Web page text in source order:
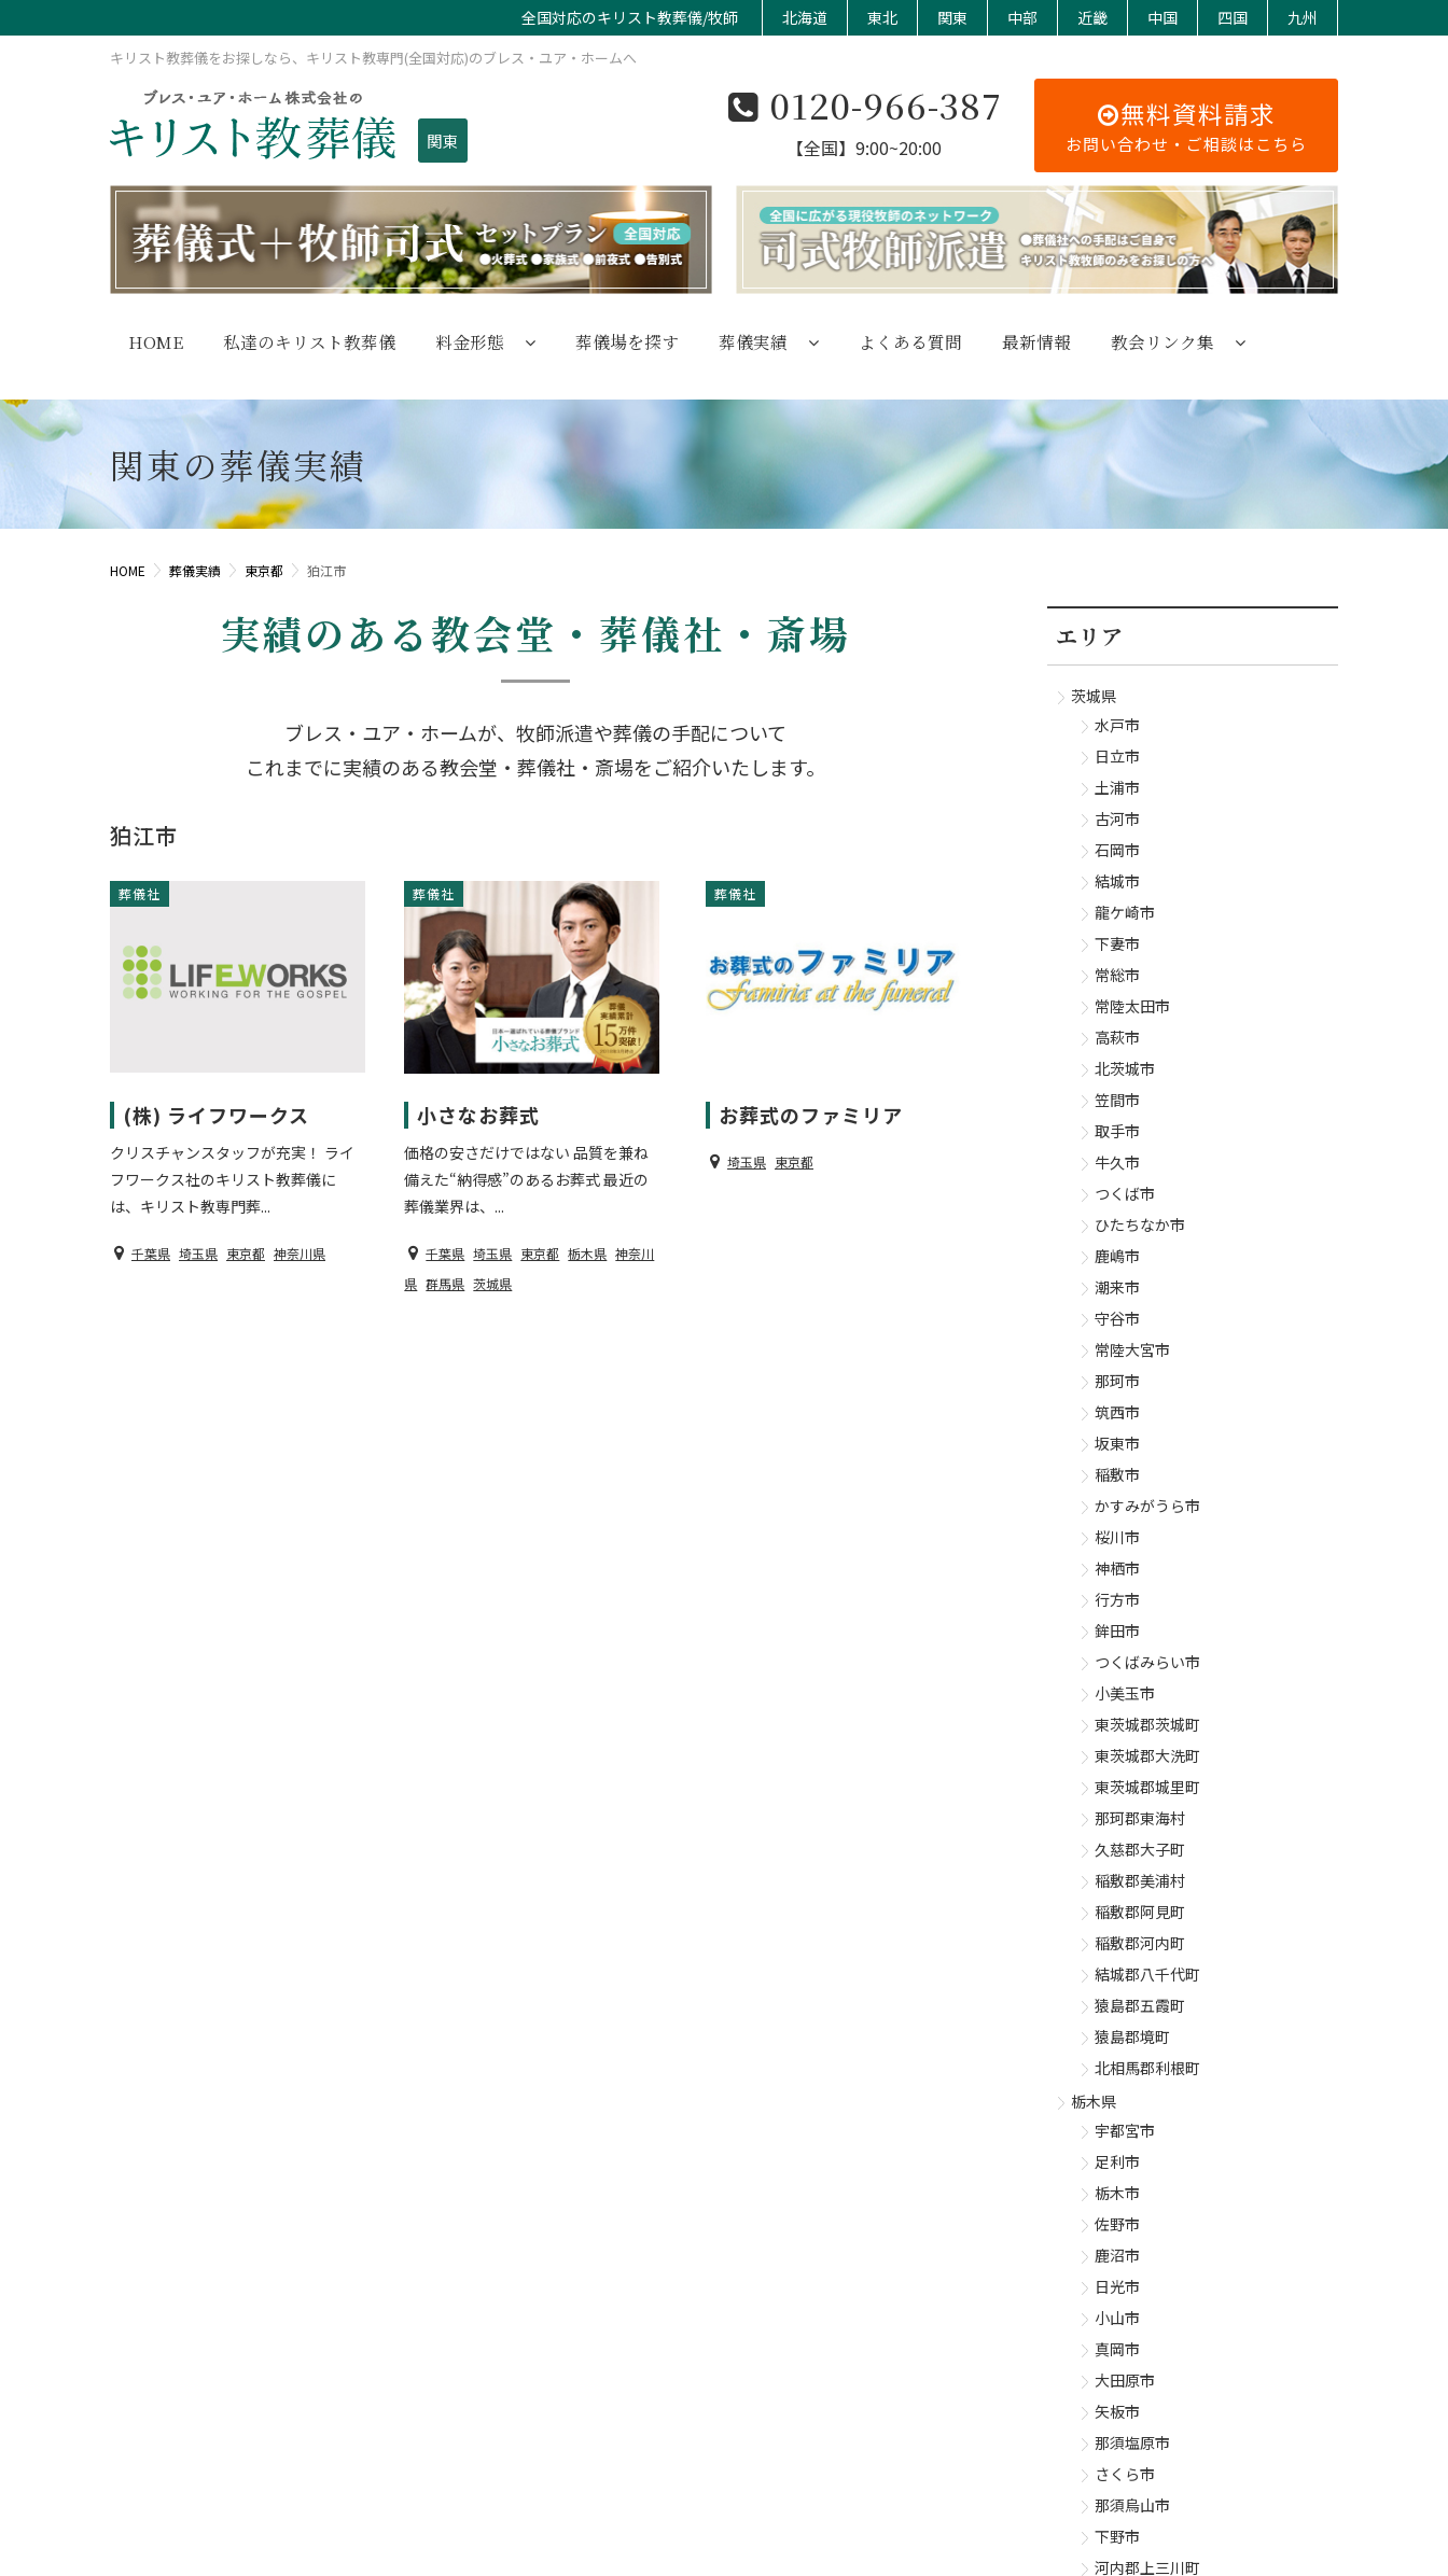
全国対応のキリスト教葬儀/牧師 北海道 東北 関東 中部 近畿 中国 四国 九州
キリスト教葬儀をお探しなら、キリスト教専門(全国対応)のブレス・ユア・ホームへ
関東
無料資料請求
お問い合わせ・ご相談はこちら
0120-966-387
【全国】9:00~20:00
HOME 私達のキリスト教葬儀 料金形態 葬儀場を探す 葬儀実績 よくある質問 最新情報 教会リンク集
関東の葬儀実績
HOME 葬儀実績 東京都 狛江市
実績のある教会堂・葬儀社・斎場
ブレス・ユア・ホームが、牧師派遣や葬儀の手配について
これまでに実績のある教会堂・葬儀社・斎場をご紹介いたします。
狛江市
葬儀社
(株) ライフワークス
クリスチャンスタッフが充実！ ライ
フワークス社のキリスト教葬儀に
は、キリスト教専門葬...
千葉県 埼玉県 東京都 神奈川県
葬儀社
小さなお葬式
価格の安さだけではない 品質を兼ね
備えた“納得感”のあるお葬式 最近の
葬儀業界は、...
千葉県 埼玉県 東京都 栃木県 神奈川
県 群馬県 茨城県
葬儀社
お葬式のファミリア
埼玉県 東京都
エリア
茨城県
水戸市
日立市
土浦市
古河市
石岡市
結城市
龍ケ崎市
下妻市
常総市
常陸太田市
高萩市
北茨城市
笠間市
取手市
牛久市
つくば市
ひたちなか市
鹿嶋市
潮来市
守谷市
常陸大宮市
那珂市
筑西市
坂東市
稲敷市
かすみがうら市
桜川市
神栖市
行方市
鉾田市
つくばみらい市
小美玉市
東茨城郡茨城町
東茨城郡大洗町
東茨城郡城里町
那珂郡東海村
久慈郡大子町
稲敷郡美浦村
稲敷郡阿見町
稲敷郡河内町
結城郡八千代町
猿島郡五霞町
猿島郡境町
北相馬郡利根町
栃木県
宇都宮市
足利市
栃木市
佐野市
鹿沼市
日光市
小山市
真岡市
大田原市
矢板市
那須塩原市
さくら市
那須烏山市
下野市
河内郡上三川町